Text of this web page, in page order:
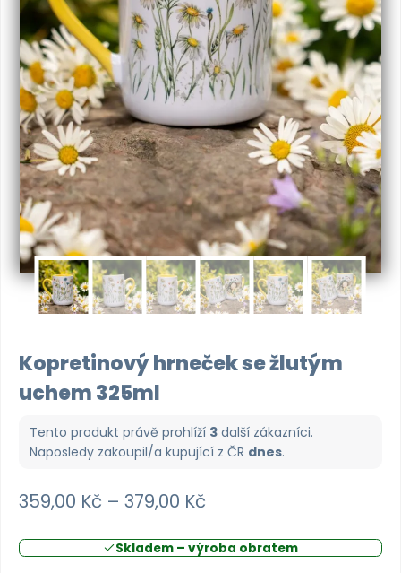
Kopretinový hrneček se žlutým
uchem 325ml
Tento produkt právě prohlíží 3 další zákazníci.
Naposledy zakoupil/a kupující z ČR dnes.
359,00 Kč – 379,00 Kč
359,00 Kč
Skladem – výroba obratem